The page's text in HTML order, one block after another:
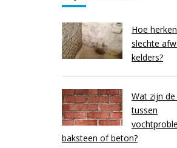
Hoe
slechte
kelders?
Wat zijn
tussen
baksteen of beton?